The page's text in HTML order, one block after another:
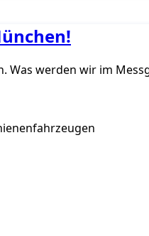
werden wir im